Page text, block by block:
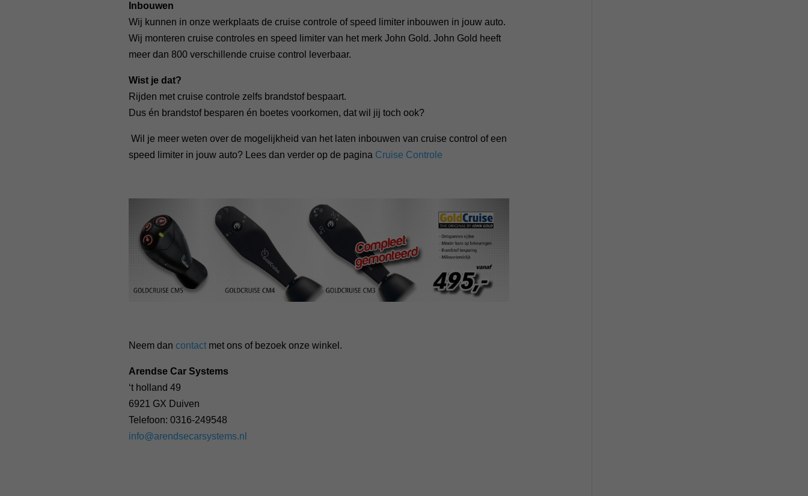
Inbouwen
Wij kunnen in onze werkplaats de cruise controle of speed limiter inbouwen in jouw auto.
Wij monteren cruise controles en speed limiter van het merk John Gold. John Gold heeft
meer dan 800 verschillende cruise control leverbaar.
Wist je dat?
Rijden met cruise controle zelfs brandstof bespaart.
Dus én brandstof besparen én boetes voorkomen, dat wil jij toch ook?
Wil je meer weten over de mogelijkheid van het laten inbouwen van cruise control of een
speed limiter in jouw auto? Lees dan verder op de pagina Cruise Controle
Neem dan contactmet ons of bezoek onze winkel.
Arendse Car Systems
‘t holland 49
6921 GX Duiven
Telefoon: 0316-249548
info@arendsecarsystems.nl